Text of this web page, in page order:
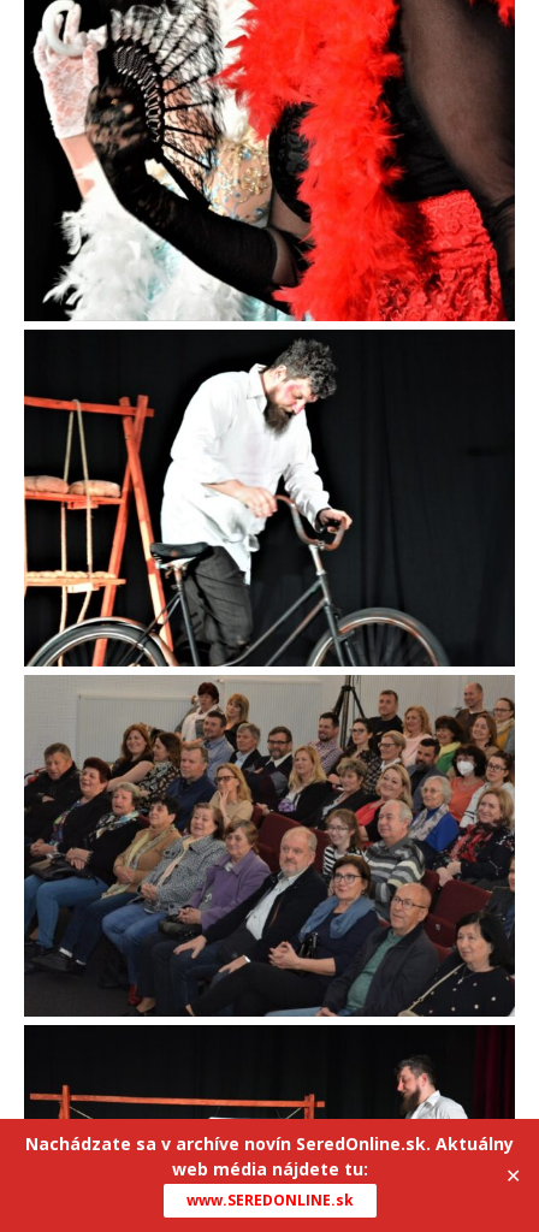
Nachádzate sa v archíve novín SeredOnline.sk. Aktuálny
web média nájdete tu:
www.SEREDONLINE.sk
✕